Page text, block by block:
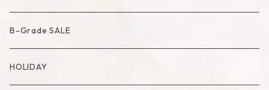
Compote・Cake Stand
Placemat
Candle Accessory
Basket
Object
Mirror
Socks
B-Grade SALE
HOLIDAY